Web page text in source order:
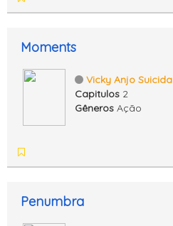
Moments
Vicky Anjo Suicida
Capitulos 2
Gêneros Ação
Penumbra